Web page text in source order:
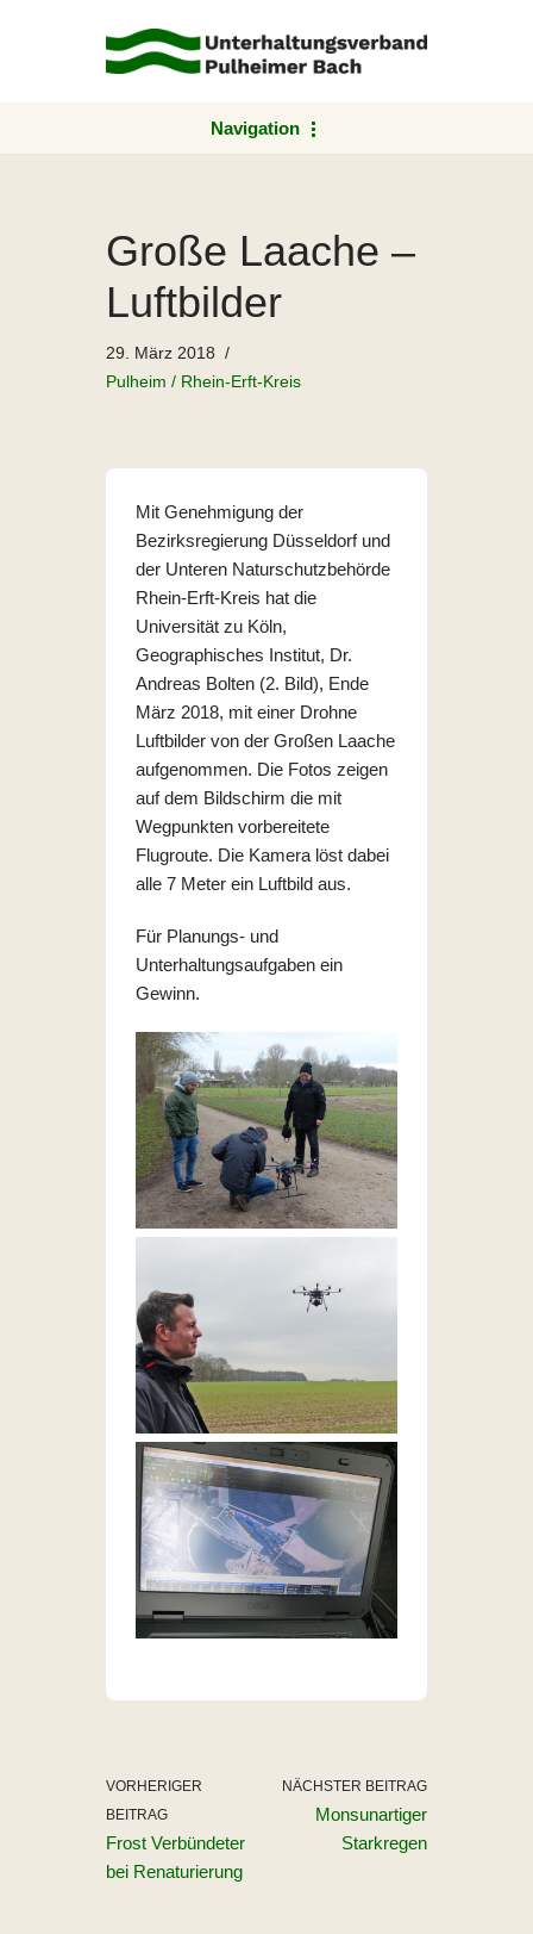
Navigation
Große Laache –
Luftbilder
29. März 2018
Pulheim / Rhein-Erft-Kreis
Mit Genehmigung der
Bezirksregierung Düsseldorf und
der Unteren Naturschutzbehörde
Rhein-Erft-Kreis hat die
Universität zu Köln,
Geographisches Institut, Dr.
Andreas Bolten (2. Bild), Ende
März 2018, mit einer Drohne
Luftbilder von der Großen Laache
aufgenommen. Die Fotos zeigen
auf dem Bildschirm die mit
Wegpunkten vorbereitete
Flugroute. Die Kamera löst dabei
alle 7 Meter ein Luftbild aus.
Für Planungs- und
Unterhaltungsaufgaben ein
Gewinn.
VORHERIGER
BEITRAG
Frost Verbündeter
bei Renaturierung
NÄCHSTER BEITRAG
Monsunartiger
Starkregen